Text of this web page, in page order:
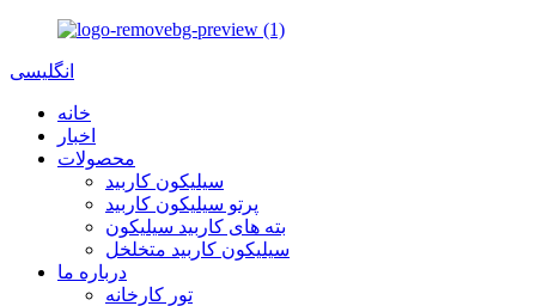
انگلیسی
خانه
اخبار
محصولات
سیلیکون کاربید
پرتو سیلیکون کاربید
بته های کاربید سیلیکون
سیلیکون کاربید متخلخل
درباره ما
تور کارخانه